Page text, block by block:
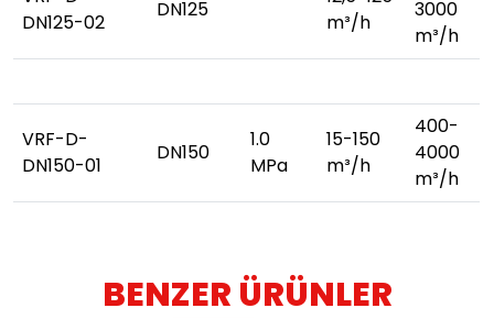
DN125-02
DN125
m³/h
3000
m³/h
VRF-D-
DN150-01
DN150
1.0
MPa
15-150
m³/h
400-
4000
m³/h
BENZER ÜRÜNLER